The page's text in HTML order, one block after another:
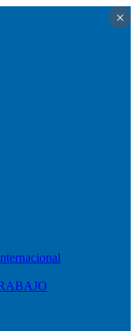
×
×
×
×
×
×
×
×
×
×
×
×
×
×
×
×
×
×
×
×
×
×
×
×
×
×
×
×
×
×
×
×
×
×
×
×
×
×
×
×
×
×
×
×
×
×
×
×
×
×
×
×
×
×
×
×
×
×
×
×
×
×
×
×
×
×
×
×
×
×
×
×
×
×
×
×
×
×
×
×
×
×
×
×
×
×
×
×
×
×
×
×